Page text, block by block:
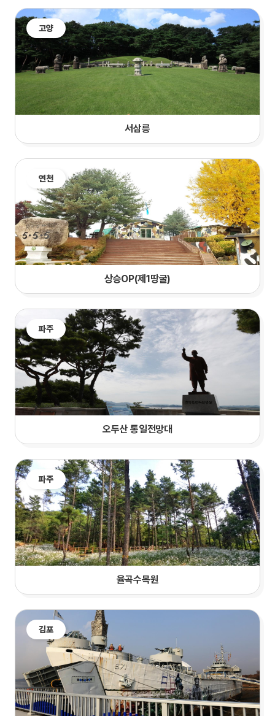
고양
서삼릉
연천
상승OP(제1땅굴)
파주
오두산 통일전망대
파주
율곡수목원
김포